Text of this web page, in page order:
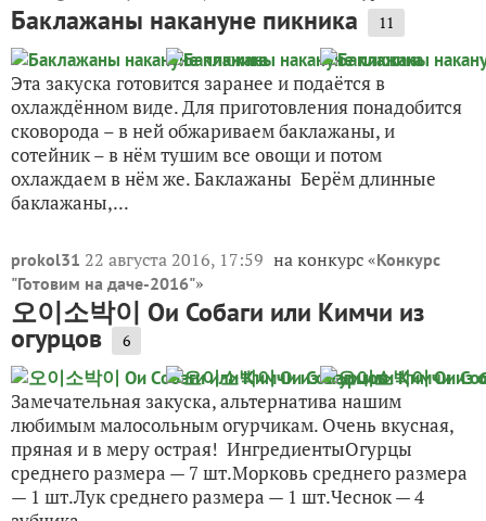
Баклажаны накануне пикника 11
Эта закуска готовится заранее и подаётся в
охлаждённом виде. Для приготовления понадобится
сковорода – в ней обжариваем баклажаны, и
сотейник – в нём тушим все овощи и потом
охлаждаем в нём же. Баклажаны Берём длинные
баклажаны,...
prokol31 22 августа 2016, 17:59 на конкурс «Конкурс
"Готовим на даче-2016"»
오이소박이 Ои Собаги или Кимчи из
огурцов 6
Замечательная закуска, альтернатива нашим
любимым малосольным огурчикам. Очень вкусная,
пряная и в меру острая! ИнгредиентыОгурцы
среднего размера — 7 шт.Морковь среднего размера
— 1 шт.Лук среднего размера — 1 шт.Чеснок — 4